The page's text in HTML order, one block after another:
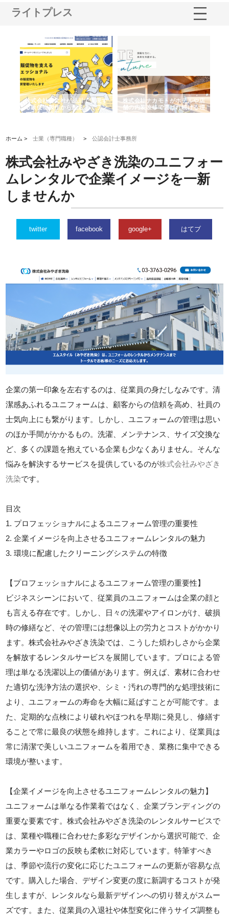
ライトプレス
株式会社耕文社が品川で実現す
る販促物製作から配送までワン
ストップ対応
株式会社ナカモトがホテルや店
舗の内装改修で選ばれ続ける理
由
ホーム >士業（専門職種） >公認会計士事務所
株式会社みやざき洗染のユニフォー
ムレンタルで企業イメージを一新
しませんか
twitter facebook google+ はてブ
企業の第一印象を左右するのは、従業員の身だしなみです。清
潔感あふれるユニフォームは、顧客からの信頼を高め、社員の
士気向上にも繋がります。しかし、ユニフォームの管理は思い
のほか手間がかかるもの。洗濯、メンテナンス、サイズ交換な
ど、多くの課題を抱えている企業も少なくありません。そんな
悩みを解決するサービスを提供しているのが株式会社みやざき
洗染です。
目次
1. プロフェッショナルによるユニフォーム管理の重要性
2. 企業イメージを向上させるユニフォームレンタルの魅力
3. 環境に配慮したクリーニングシステムの特徴
【プロフェッショナルによるユニフォーム管理の重要性】
ビジネスシーンにおいて、従業員のユニフォームは企業の顔と
も言える存在です。しかし、日々の洗濯やアイロンがけ、破損
時の修繕など、その管理には想像以上の労力とコストがかかり
ます。株式会社みやざき洗染では、こうした煩わしさから企業
を解放するレンタルサービスを展開しています。プロによる管
理は単なる洗濯以上の価値があります。例えば、素材に合わせ
た適切な洗浄方法の選択や、シミ・汚れの専門的な処理技術に
より、ユニフォームの寿命を大幅に延ばすことが可能です。ま
た、定期的な点検により破れやほつれを早期に発見し、修繕す
ることで常に最良の状態を維持します。これにより、従業員は
常に清潔で美しいユニフォームを着用でき、業務に集中できる
環境が整います。
【企業イメージを向上させるユニフォームレンタルの魅力】
ユニフォームは単なる作業着ではなく、企業ブランディングの
重要な要素です。株式会社みやざき洗染のレンタルサービスで
は、業種や職種に合わせた多彩なデザインから選択可能で、企
業カラーやロゴの反映も柔軟に対応しています。特筆すべき
は、季節や流行の変化に応じたユニフォームの更新が容易な点
です。購入した場合、デザイン変更の度に新調するコストが発
生しますが、レンタルなら最新デザインへの切り替えがスムー
ズです。また、従業員の入退社や体型変化に伴うサイズ調整も